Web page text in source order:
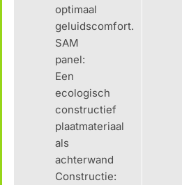
optimaal
geluidscomfort.
SAM
panel:
Een
ecologisch
constructief
plaatmateriaal
als
achterwand
Constructie: